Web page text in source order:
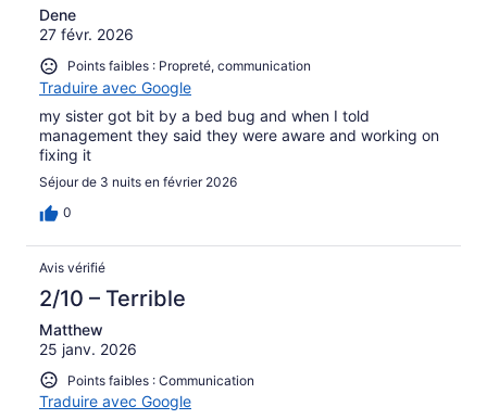
Dene
27 févr. 2026
Points faibles : Propreté, communication
Traduire avec Google
my sister got bit by a bed bug and when I told
management they said they were aware and working on
fixing it
Séjour de 3 nuits en février 2026
0
Avis vérifié
2/10 – Terrible
Matthew
25 janv. 2026
Points faibles : Communication
Traduire avec Google